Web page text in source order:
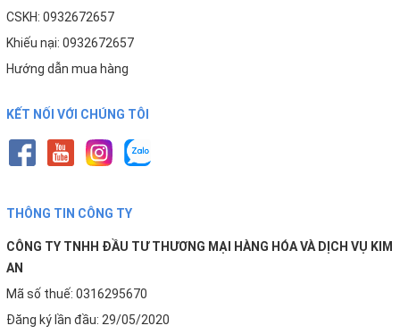
CSKH: 0932672657
Khiếu nại: 0932672657
Hướng dẫn mua hàng
KẾT NỐI VỚI CHÚNG TÔI
THÔNG TIN CÔNG TY
CÔNG TY TNHH ĐẦU TƯ THƯƠNG MẠI HÀNG HÓA VÀ DỊCH VỤ KIM
AN
Mã số thuế: 0316295670
Đăng ký lần đầu: 29/05/2020